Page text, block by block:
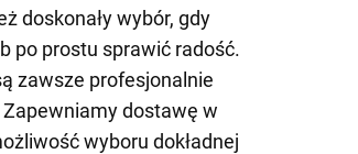
doskonały wybór, gdy
po prostu sprawić radość.
zawsze profesjonalnie
dostawę w
wyboru dokładnej